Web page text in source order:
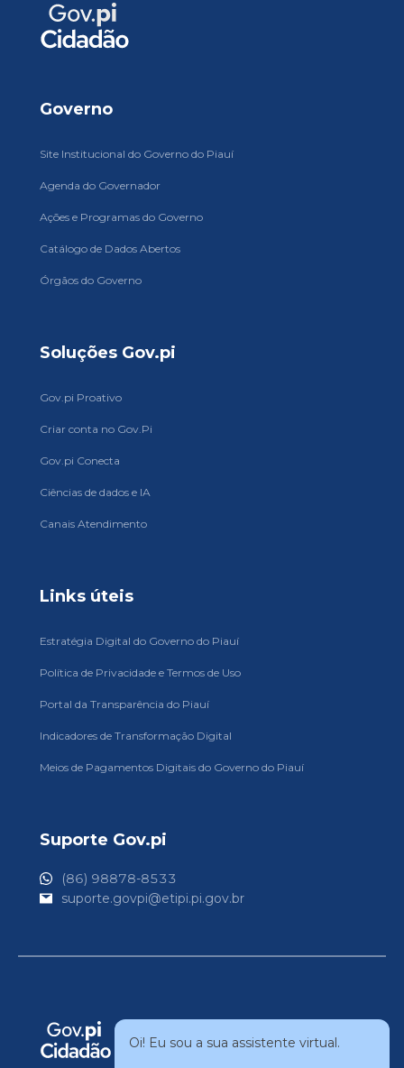
Governo
Site Institucional do Governo do Piauí
Agenda do Governador
Ações e Programas do Governo
Catálogo de Dados Abertos
Órgãos do Governo
Soluções Gov.pi
Gov.pi Proativo
Criar conta no Gov.Pi
Gov.pi Conecta
Ciências de dados e IA
Canais Atendimento
Links úteis
Estratégia Digital do Governo do Piauí
Política de Privacidade e Termos de Uso
Portal da Transparência do Piauí
Indicadores de Transformação Digital
Meios de Pagamentos Digitais do Governo do Piauí
Suporte Gov.pi
(86) 98878-8533
suporte.govpi@etipi.pi.gov.br
Oi! Eu sou a sua assistente virtual.